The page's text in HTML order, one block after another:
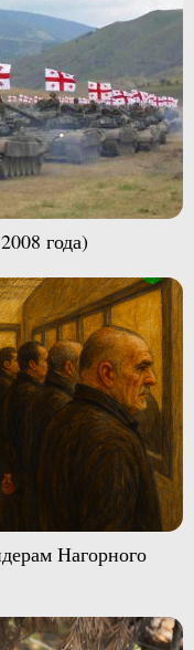
года)
Нагорного